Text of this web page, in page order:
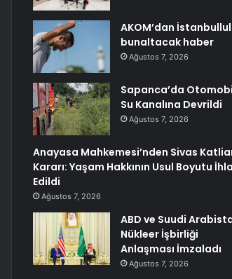
AKOM’dan
bunaltacak haber
Ağustos 7, 2026
Sapanca’da
Su Kanalına Devrildi
Ağustos 7, 2026
Anayasa Mahkemesi’nden Sivas
Kararı: Yaşam Hakkının Usul Boyutu
Edildi
Ağustos 7, 2026
ABD ve Suudi
Nükleer İşbirliği
Anlaşması İmzaladı
Ağustos 7, 2026